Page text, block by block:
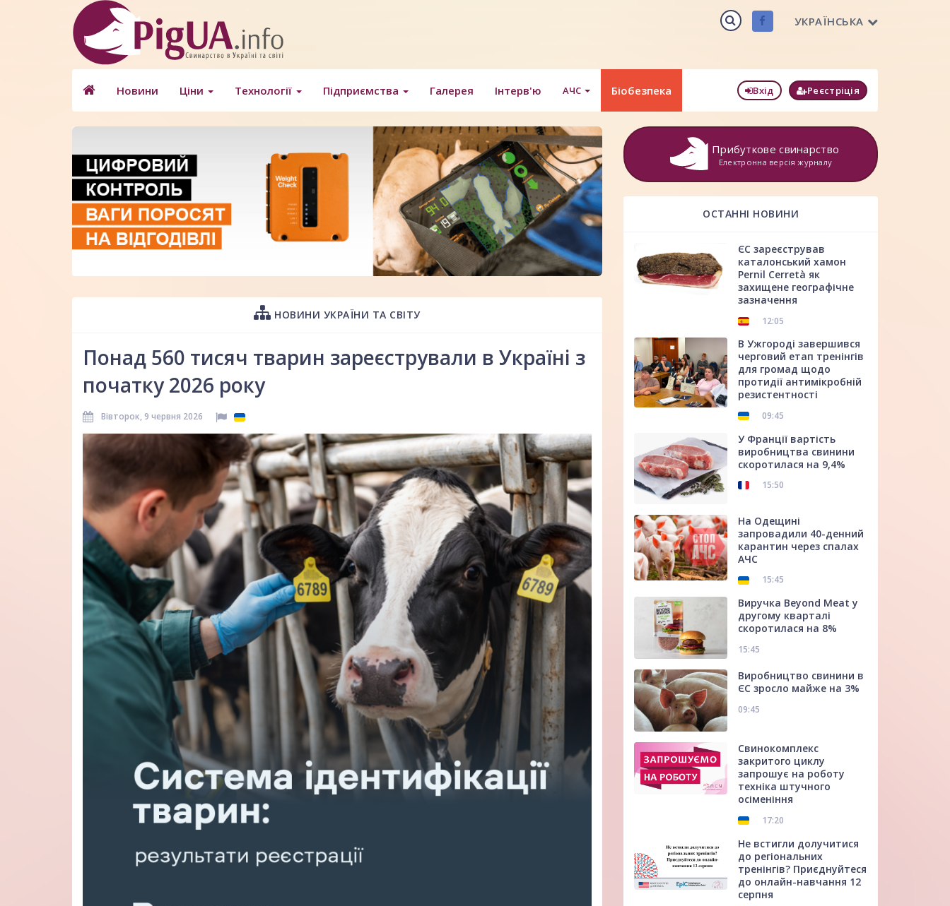
УКРАЇНСЬКА
Новини Ціни Технології Підприємства Галерея Інтерв'ю АЧС Біобезпека Вхід Реєстріція
НОВИНИ УКРАЇНИ ТА СВІТУ
Понад 560 тисяч тварин зареєстрували в Україні з
початку 2026 року
Вівторок, 9 червня 2026
Прибуткове свинарство
Електронна версія журналу
ОСТАННІ НОВИНИ
ЄС зареєстрував
каталонський хамон
Pernil Cerretà як
захищене географічне
зазначення
12:05
В Ужгороді завершився
черговий етап тренінгів
для громад щодо
протидії антимікробній
резистентності
09:45
У Франції вартість
виробництва свинини
скоротилася на 9,4%
15:50
На Одещині
запровадили 40-денний
карантин через спалах
АЧС
15:45
Виручка Beyond Meat у
другому кварталі
скоротилася на 8%
15:45
Виробництво свинини в
ЄС зросло майже на 3%
09:45
Свинокомплекс
закритого циклу
запрошує на роботу
техніка штучного
осіменіння
17:20
Не встигли долучитися
до регіональних
тренінгів? Приєднуйтеся
до онлайн-навчання 12
серпня